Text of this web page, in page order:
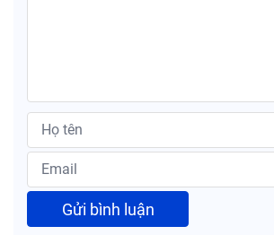
Gửi bình luận